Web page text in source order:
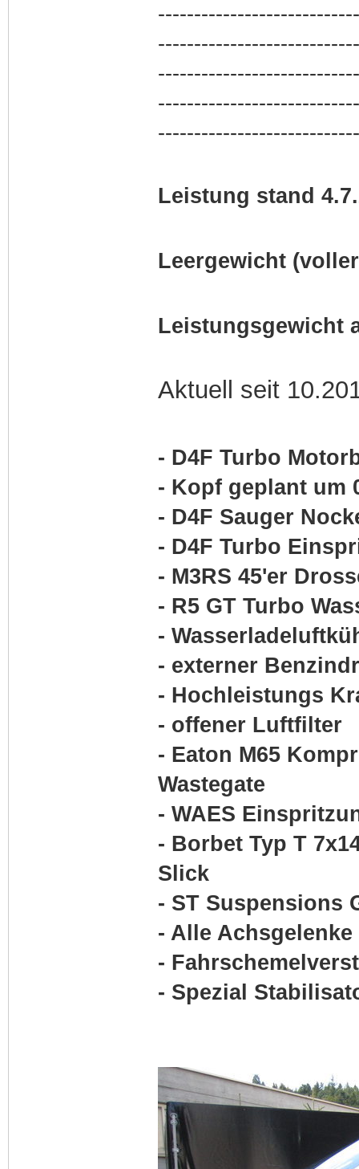
Leistung stand
Leergewicht
Leistungsgewicht
Aktuell seit
- D4F Turbo
- Kopf geplant um
- D4F Sauger
- D4F Turbo
- M3RS 45'er
- R5 GT Turbo
-
- externer
- Hochleistungs
- offener Luftfilter
- Eaton M65
Wastegate
- WAES
- Borbet Typ T
Slick
- ST Suspensions
- Alle
-
- Spezial